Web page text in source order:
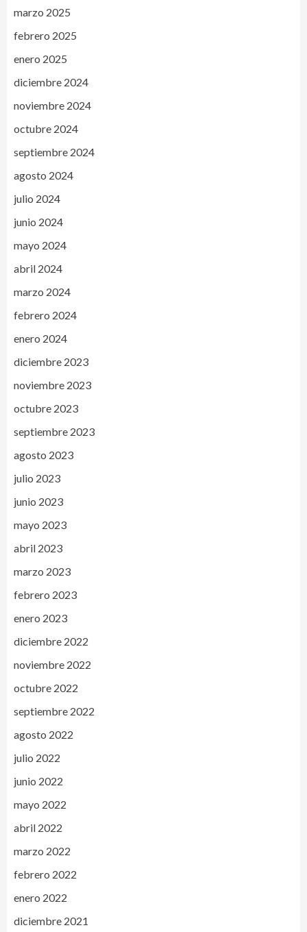
marzo 2025
febrero 2025
enero 2025
diciembre 2024
noviembre 2024
octubre 2024
septiembre 2024
agosto 2024
julio 2024
junio 2024
mayo 2024
abril 2024
marzo 2024
febrero 2024
enero 2024
diciembre 2023
noviembre 2023
octubre 2023
septiembre 2023
agosto 2023
julio 2023
junio 2023
mayo 2023
abril 2023
marzo 2023
febrero 2023
enero 2023
diciembre 2022
noviembre 2022
octubre 2022
septiembre 2022
agosto 2022
julio 2022
junio 2022
mayo 2022
abril 2022
marzo 2022
febrero 2022
enero 2022
diciembre 2021